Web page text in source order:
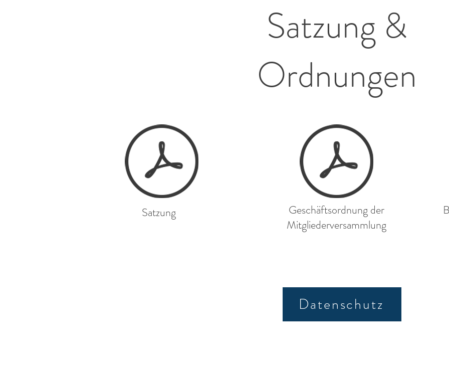
Satzung &
Ordnungen
Satzung
Geschäftsordnung der
Mitgliederversammlung
Datenschutz